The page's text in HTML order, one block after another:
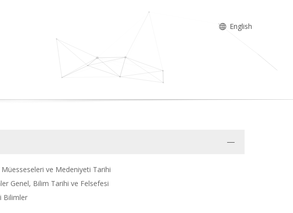
English
Müesseseleri ve Medeniyeti Tarihi
Genel, Bilim Tarihi ve Felsefesi
Bilimler